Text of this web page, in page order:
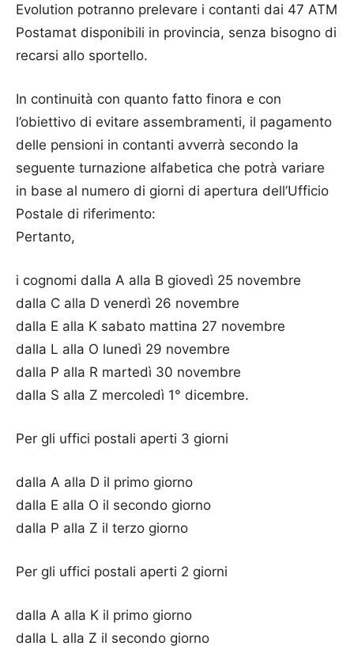
Evolution potranno prelevare i contanti dai 47 ATM
Postamat disponibili in provincia, senza bisogno di
recarsi allo sportello.
In continuità con quanto fatto finora e con
l’obiettivo di evitare assembramenti, il pagamento
delle pensioni in contanti avverrà secondo la
seguente turnazione alfabetica che potrà variare
in base al numero di giorni di apertura dell’Ufficio
Postale di riferimento:
Pertanto,
i cognomi dalla A alla B giovedì 25 novembre
dalla C alla D venerdì 26 novembre
dalla E alla K sabato mattina 27 novembre
dalla L alla O lunedì 29 novembre
dalla P alla R martedì 30 novembre
dalla S alla Z mercoledì 1° dicembre.
Per gli uffici postali aperti 3 giorni
dalla A alla D il primo giorno
dalla E alla O il secondo giorno
dalla P alla Z il terzo giorno
Per gli uffici postali aperti 2 giorni
dalla A alla K il primo giorno
dalla L alla Z il secondo giorno